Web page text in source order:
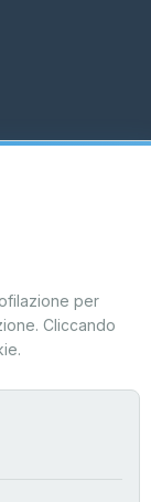
Made in Italy
per
Cliccando